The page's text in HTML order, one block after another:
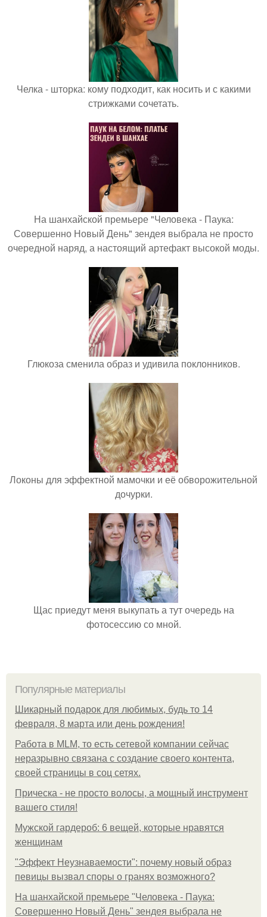
Челка - шторка: кому подходит, как носить и с какими
стрижками сочетать.
На шанхайской премьере "Человека - Паука:
Совершенно Новый День" зендея выбрала не просто
очередной наряд, а настоящий артефакт высокой моды.
Глюкоза сменила образ и удивила поклонников.
Локоны для эффектной мамочки и её обворожительной
дочурки.
Щас приедут меня выкупать а тут очередь на
фотосессию со мной.
Популярные материалы
Шикарный подарок для любимых, будь то 14
февраля, 8 марта или день рождения!
Работа в MLM, то есть сетевой компании сейчас
неразрывно связана с создание своего контента,
своей страницы в соц сетях.
Прическа - не просто волосы, а мощный инструмент
вашего стиля!
Мужской гардероб: 6 вещей, которые нравятся
женщинам
"Эффект Неузнаваемости": почему новый образ
певицы вызвал споры о гранях возможного?
На шанхайской премьере "Человека - Паука:
Совершенно Новый День" зендея выбрала не